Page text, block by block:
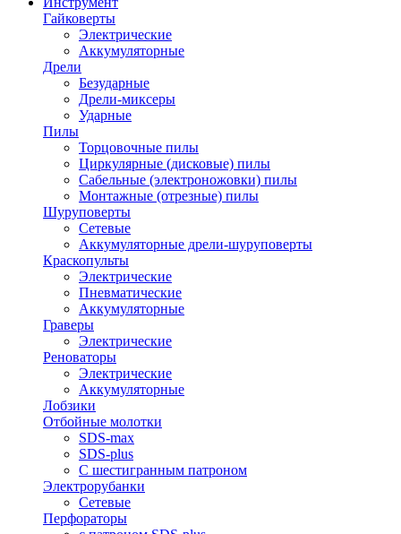
Гайковерты
Электрические
Аккумуляторные
Дрели
Безударные
Дрели-миксеры
Ударные
Пилы
Торцовочные пилы
Циркулярные (дисковые) пилы
Сабельные (электроножовки) пилы
Монтажные (отрезные) пилы
Шуруповерты
Сетевые
Аккумуляторные дрели-шуруповерты
Краскопульты
Электрические
Пневматические
Аккумуляторные
Граверы
Электрические
Реноваторы
Электрические
Аккумуляторные
Лобзики
Отбойные молотки
SDS-max
SDS-plus
С шестигранным патроном
Электрорубанки
Сетевые
Перфораторы